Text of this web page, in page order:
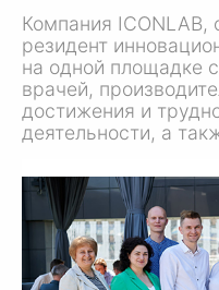
Компания ICONLAB,
резидент
на одной площадке
врачей,
достижения и
деятельности, а